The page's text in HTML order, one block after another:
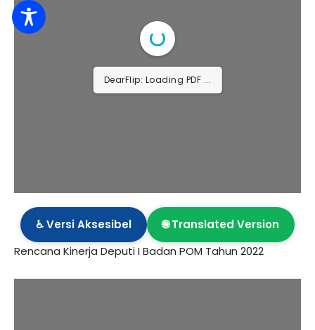
DearFlip: Loading PDF 88%
...
♿ Versi Aksesibel
🌐 Translated Version
Rencana Kinerja Deputi I Badan POM Tahun 2022